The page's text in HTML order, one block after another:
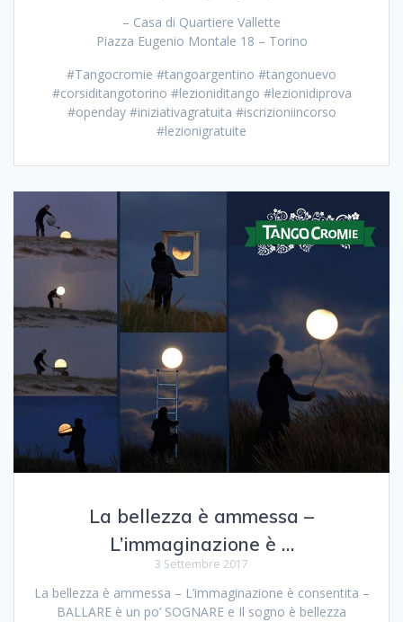
– Casa di Quartiere Vallette
Piazza Eugenio Montale 18 – Torino
#Tangocromie #tangoargentino #tangonuevo
#corsiditangotorino #lezioniditango #lezionidiprova
#openday #iniziativagratuita #iscrizioniincorso
#lezionigratuite
La bellezza è ammessa –
L’immaginazione è …
3 Settembre 2017
La bellezza è ammessa – L’immaginazione è consentita –
BALLARE è un po’ SOGNARE e Il sogno è bellezza